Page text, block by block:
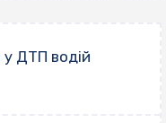
у ДТП водій